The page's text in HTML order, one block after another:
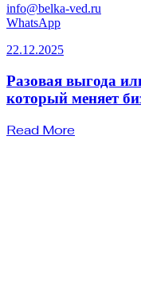
info@belka-ved.ru
WhatsApp
22.12.2025
Разовая выгода
который меняет
Read More